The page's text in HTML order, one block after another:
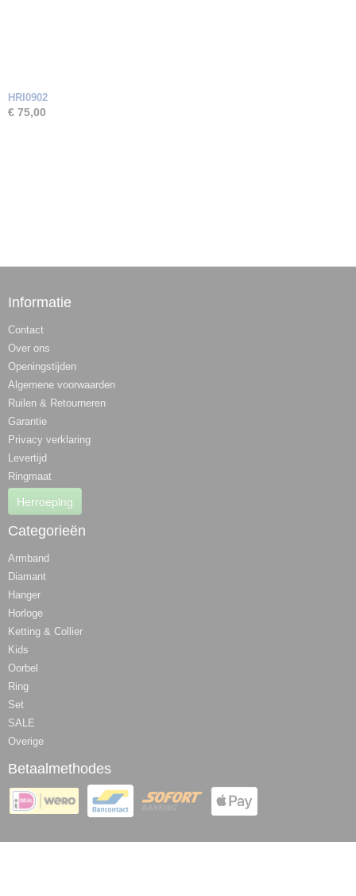
HRI0902
€ 75,00
Informatie
Contact
Over ons
Openingstijden
Algemene voorwaarden
Ruilen & Retourneren
Garantie
Privacy verklaring
Levertijd
Ringmaat
Herroeping
Categorieën
Armband
Diamant
Hanger
Horloge
Ketting & Collier
Kids
Oorbel
Ring
Set
SALE
Overige
Betaalmethodes